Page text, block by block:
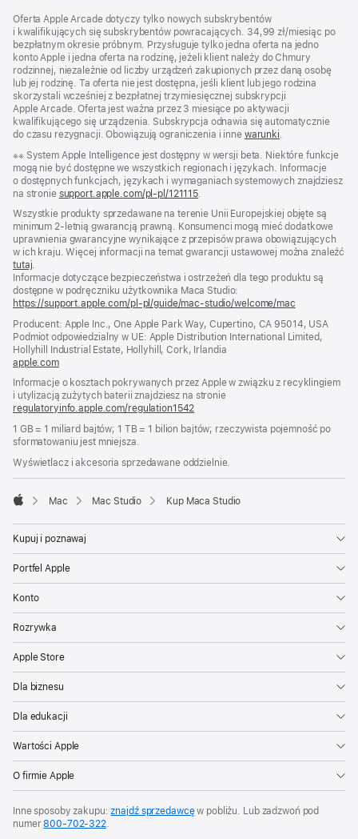
Oferta Apple Arcade dotyczy tylko nowych subskrybentów
i kwalifikujących się subskrybentów powracających. 34,99 z ł / m i e s i ą c po
bezpłatnym okresie próbnym. Przysługuje tylko jedna oferta na jedno
konto Apple i jedna oferta na rodzinę, jeżeli klient należy do Chmury
rodzinnej, niezależnie od liczby urządzeń zakupionych przez daną osobę
lub jej rodzinę. Ta oferta nie jest dostępna, jeśli klient lub jego rodzina
skorzystali wcześniej z bezpłatnej trzymiesięcznej subskrypcji
Apple Arcade. Oferta jest ważna przez 3 miesiące po aktywacji
kwalifikującego się urządzenia. Subskrypcja odnawia się automatycznie
do czasu rezygnacji. Obowiązują ograniczenia i inne warunki.
Przypis
※※ System Apple Intelligence jest dostępny w wersji beta. Niektóre funkcje
mogą nie być dostępne we wszystkich regionach i językach. Informacje
o dostępnych funkcjach, językach i wymaganiach systemowych znajdziesz
na stronie support.apple.com/pl-pl/121115
w nowym
oknie)
Wszystkie produkty sprzedawane na terenie Unii Europejskiej objęte są
minimum 2-letnią gwarancją prawną. Konsumenci mogą mieć dodatkowe
uprawnienia gwarancyjne wynikające z przepisów prawa obowiązujących
w ich kraju. Więcej informacji na temat gwarancji ustawowej można znaleźć
tutaj.
Informacje dotyczące bezpieczeństwa i ostrzeżeń dla tego produktu są
dostępne w podręczniku użytkownika Maca Studio:
https://support.apple.com/pl-pl/guide/mac-studio/welcome/mac
w nowym
oknie)
Producent: Apple Inc., One Apple Park Way, Cupertino, CA 95014, USA
Podmiot odpowiedzialny w UE: Apple Distribution International Limited,
Hollyhill Industrial Estate, Hollyhill, Cork, Irlandia
apple.com(otwiera
w nowym
oknie)
Informacje o kosztach pokrywanych przez Apple w związku z recyklingiem
i utylizacją zużytych baterii znajdziesz na stronie
regulatoryinfo.apple.com/regulation1542
w nowym
1 GB = 1 miliard bajtów; 1 TB = 1 bilion bajtów; rzeczywista pojemność po
sformatowaniu jest mniejsza.
Wyświetlacz i akcesoria sprzedawane oddzielnie.
Mac Mac Studio Kup Maca Studio
Kupuj i poznawaj
Portfel Apple
Konto
Rozrywka
Apple Store
Dla biznesu
Dla edukacji
Wartości Apple
O firmie Apple
Inne sposoby zakupu:znajdź sprzedawcęw pobliżu. Lub zadzwoń pod
numer800‑702‑322.